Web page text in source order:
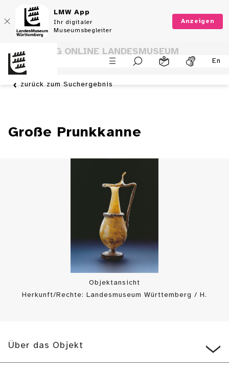
LMW App
Ihr digitaler
Museumsbegleiter
Anzeigen
En
SAMMLUNG ONLINE LANDESMUSEUM
WÜRTTEMBERG
zurück zum Suchergebnis
Große Prunkkanne
Objektansicht
Herkunft/Rechte: Landesmuseum Württemberg / H.
Über das Objekt